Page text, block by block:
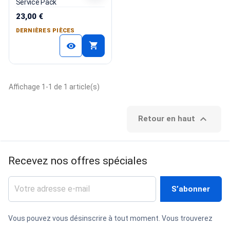
Service Pack
23,00 €
DERNIÈRES PIÈCES
visibility shopping_cart
Affichage 1-1 de 1 article(s)
Retour en haut 
Recevez nos offres spéciales
Vous pouvez vous désinscrire à tout moment. Vous trouverez